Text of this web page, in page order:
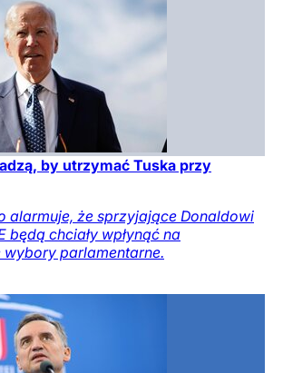
by utrzymać Tuska przy
alarmuje, że sprzyjające Donaldowi
będą chciały wpłynąć na
wybory parlamentarne.